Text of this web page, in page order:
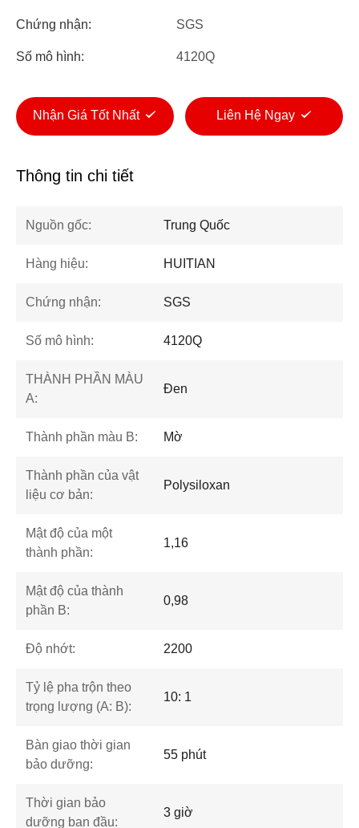
Chứng nhận: SGS
Số mô hình: 4120Q
Nhận Giá Tốt Nhất Liên Hệ Ngay
Thông tin chi tiết
Nguồn gốc: Trung Quốc
Hàng hiệu: HUITIAN
Chứng nhận: SGS
Số mô hình: 4120Q
THÀNH PHẦN MÀU
A:
Đen
Thành phần màu B: Mờ
Thành phần của vật
liệu cơ bản:
Polysiloxan
Mật độ của một
thành phần:
1,16
Mật độ của thành
phần B:
0,98
Độ nhớt: 2200
Tỷ lệ pha trộn theo
trọng lượng (A: B):
10: 1
Bàn giao thời gian
bảo dưỡng:
55 phút
Thời gian bảo
dưỡng ban đầu:
3 giờ